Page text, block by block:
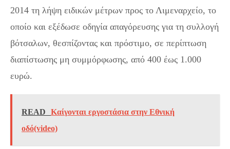
2014 τη λήψη ειδικών μέτρων προς το Λιμεναρχείο, το
οποίο και εξέδωσε οδηγία απαγόρευσης για τη συλλογή
βότσαλων, θεσπίζοντας και πρόστιμο, σε περίπτωση
διαπίστωσης μη συμμόρφωσης, από 400 έως 1.000
ευρώ.
READ
Kαίγονται εργοστάσια στην Εθνική
οδό(video)